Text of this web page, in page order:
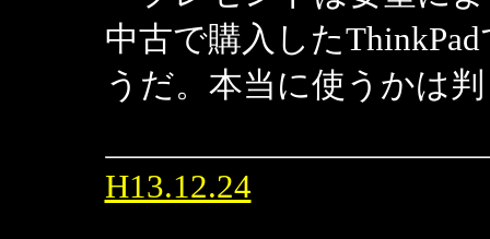
中古で購入した
うだ。本当に使うかは
H13.12.24